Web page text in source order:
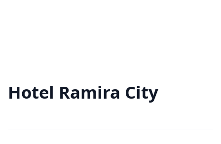
Hotel Ramira City